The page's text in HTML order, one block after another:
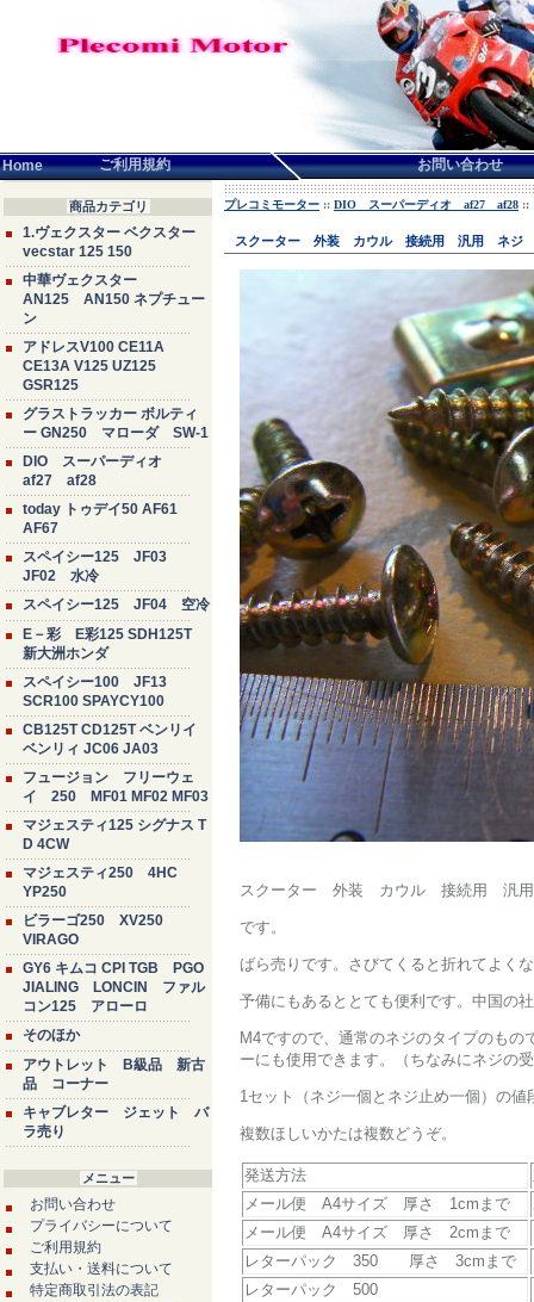
Home ご利用規約 お問い合わせ
商品カテゴリ
1.ヴェクスター ベクスター
vecstar 125 150
中華ヴェクスター
AN125 AN150 ネプチュー
ン
アドレスV100 CE11A
CE13A V125 UZ125
GSR125
グラストラッカー ボルティ
ー GN250 マローダ SW-1
DIO スーパーディオ
af27 af28
today トゥデイ50 AF61
AF67
スペイシー125 JF03
JF02 水冷
スペイシー125 JF04 空冷
E－彩 E彩125 SDH125T
新大洲ホンダ
スペイシー100 JF13
SCR100 SPAYCY100
CB125T CD125T ベンリイ
ベンリィ JC06 JA03
フュージョン フリーウェ
イ 250 MF01 MF02 MF03
マジェスティ125 シグナス T
D 4CW
マジェスティ250 4HC
YP250
ビラーゴ250 XV250
VIRAGO
GY6 キムコ CPI TGB PGO
JIALING LONCIN ファル
コン125 アローロ
そのほか
アウトレット B級品 新古
品 コーナー
キャブレター ジェット バ
ラ売り
メニュー
お問い合わせ
プライバシーについて
ご利用規約
支払い・送料について
特定商取引法の表記
プレコミモーター :: DIO スーパーディオ af27 af28 ::
スクーター 外装 カウル 接続用 汎用 ネ
スクーター 外装 カウル 接続用
です。
ばら売りです。さびてくると折れてよく
予備にもあるととても便利です。中国の
M4ですので、通常のネジのタイプのも
ーにも使用できます。（ちなみにネジの
1セット（ネジ一個とネジ止め一個）の値
複数ほしいかたは複数どうぞ。
発送方法
メール便 A4サイズ 厚さ 1cmまで
メール便 A4サイズ 厚さ 2cmまで
レターパック 350 厚さ 3cmまで
レターパック 500